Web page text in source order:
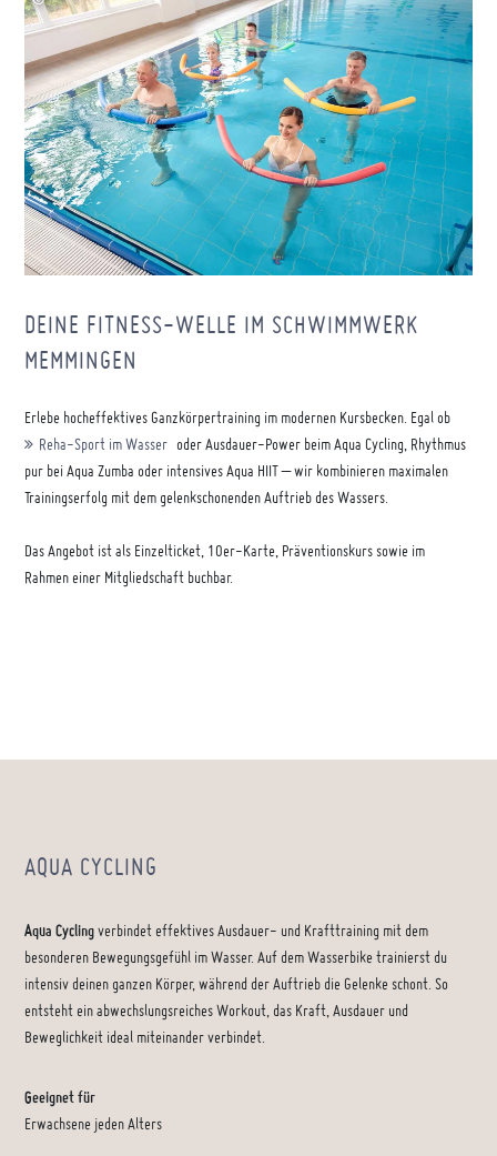
WavebreakMediaMicro
stock.adobe.com
DEINE FITNESS-WELLE IM SCHWIMMWERK
MEMMINGEN
Erlebe hocheffektives Ganzkörpertraining im modernen Kursbecken. Egal ob
Reha-Sport im Wasser oder Ausdauer-Power beim Aqua Cycling, Rhythmus
pur bei Aqua Zumba oder intensives Aqua HIIT – wir kombinieren maximalen
Trainingserfolg mit dem gelenkschonenden Auftrieb des Wassers.
Das Angebot ist als Einzelticket, 10er-Karte, Präventionskurs sowie im
Rahmen einer Mitgliedschaft buchbar.
AQUA CYCLING
Aqua Cyclingverbindet effektives Ausdauer- und Krafttraining mit dem
besonderen Bewegungsgefühl im Wasser. Auf dem Wasserbike trainierst du
intensiv deinen ganzen Körper, während der Auftrieb die Gelenke schont. So
entsteht ein abwechslungsreiches Workout, das Kraft, Ausdauer und
Beweglichkeit ideal miteinander verbindet.
Geeignet für
Erwachsene jeden Alters